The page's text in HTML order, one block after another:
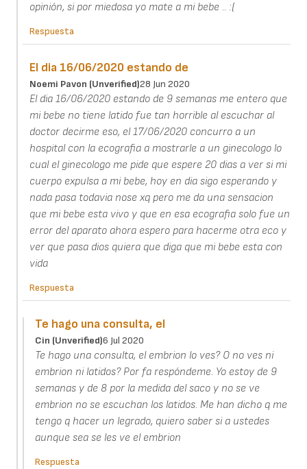
opinión, si por miedosa yo mate a mi bebe .. :(
Respuesta
El dia 16/06/2020 estando de
Noemi Pavon (unverified)28 Jun 2020
El dia 16/06/2020 estando de 9 semanas me entero que
mi bebe no tiene latido fue tan horrible al escuchar al
doctor decirme eso, el 17/06/2020 concurro a un
hospital con la ecografia a mostrarle a un ginecologo lo
cual el ginecologo me pide que espere 20 dias a ver si mi
cuerpo expulsa a mi bebe, hoy en dia sigo esperando y
nada pasa todavia nose xq pero me da una sensacion
que mi bebe esta vivo y que en esa ecografia solo fue un
error del aparato ahora espero para hacerme otra eco y
ver que pasa dios quiera que diga que mi bebe esta con
vida
Respuesta
Te hago una consulta, el
Cin (unverified)6 Jul 2020
Te hago una consulta, el embrion lo ves? O no ves ni
embrion ni latidos? Por fa respóndeme. Yo estoy de 9
semanas y de 8 por la medida del saco y no se ve
embrion no se escuchan los latidos. Me han dicho q me
tengo q hacer un legrado, quiero saber si a ustedes
aunque sea se les ve el embrion
Respuesta